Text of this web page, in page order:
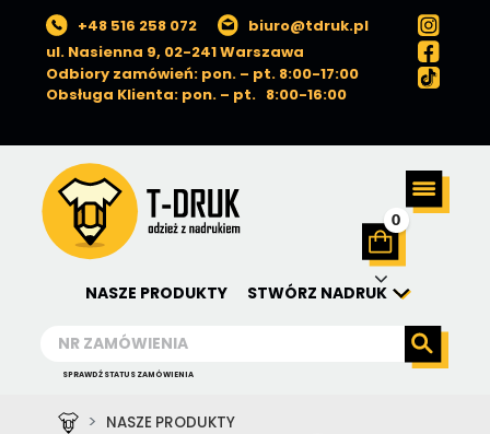
+48 516 258 072
biuro@tdruk.pl
ul. Nasienna 9, 02-241 Warszawa
Odbiory zamówień: pon. – pt. 8:00-17:00
Obsługa Klienta: pon. – pt. 8:00-16:00
0
NASZE PRODUKTY STWÓRZ NADRUK
SPRAWDŹ STATUS ZAMÓWIENIA
NASZE PRODUKTY